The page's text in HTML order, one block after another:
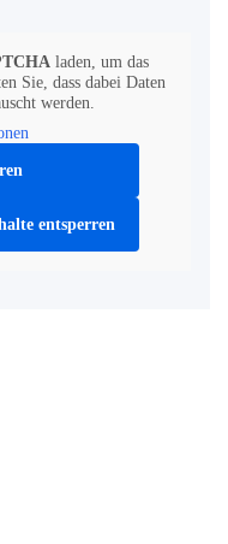
laden, um das
Sie, dass dabei Daten
werden.
entsperren